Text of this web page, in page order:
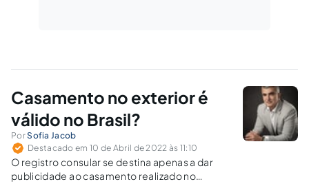
Casamento no exterior é
válido no Brasil?
PorSofia Jacob
Destacado em 10 de Abril de 2022 às 11:10
O registro consular se destina apenas a dar
publicidade ao casamento realizado no